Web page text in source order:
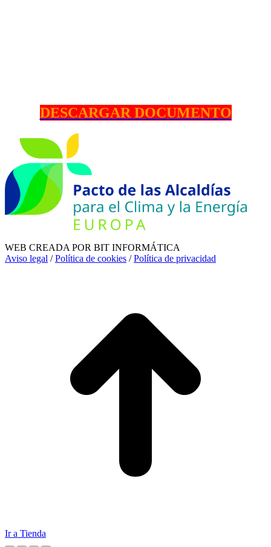
DESCARGAR DOCUMENTO
WEB CREADA POR BIT INFORMÁTICA
Aviso legal /Política de cookies /Política de privacidad
Ir a Tienda